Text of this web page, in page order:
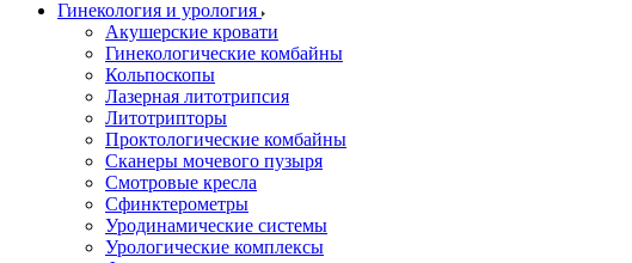
Гинекология и урология
Акушерские кровати
Гинекологические комбайны
Кольпоскопы
Лазерная литотрипсия
Литотрипторы
Проктологические комбайны
Сканеры мочевого пузыря
Смотровые кресла
Сфинктерометры
Уродинамические системы
Урологические комплексы